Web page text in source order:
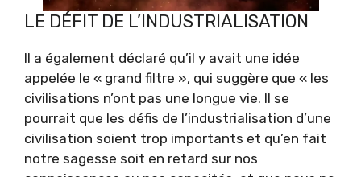
LE DÉFIT DE L’INDUSTRIALISATION
Il a également déclaré qu’il y avait une idée
appelée le « grand filtre », qui suggère que « les
civilisations n’ont pas une longue vie. Il se
pourrait que les défis de l’industrialisation d’une
civilisation soient trop importants et qu’en fait
notre sagesse soit en retard sur nos